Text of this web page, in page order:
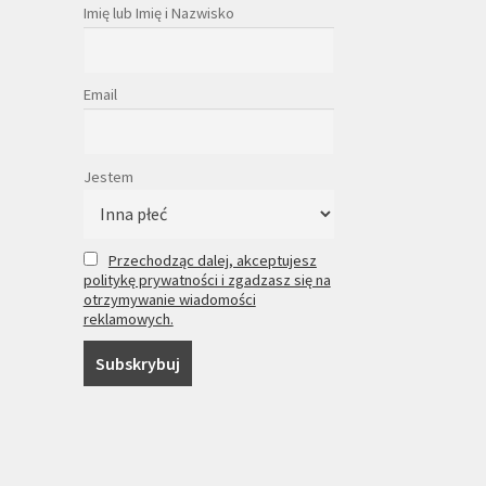
Imię lub Imię i Nazwisko
Email
Jestem
Przechodząc dalej, akceptujesz
politykę prywatności i zgadzasz się na
otrzymywanie wiadomości
reklamowych.